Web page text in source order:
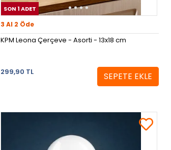
SON 1 ADET
3 Al 2 Öde
KPM Leona Çerçeve - Asorti - 13x18 cm
299,90 TL SEPETE EKLE